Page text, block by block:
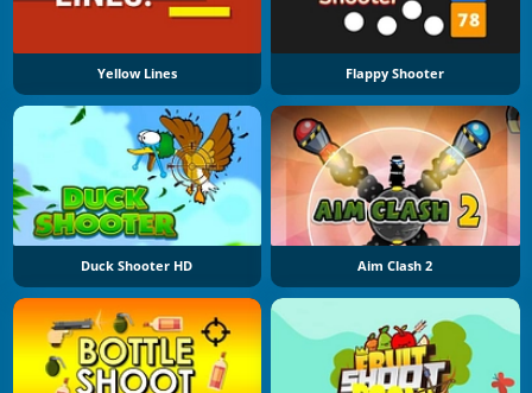
Yellow Lines Flappy Shooter
Duck Shooter HD Aim Clash 2